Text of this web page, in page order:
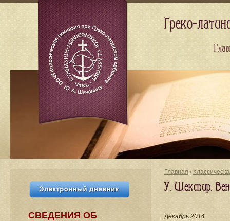
Главная /
У. Шекспир.
Декабрь 2014
СВЕДЕНИЯ​ ОБ
Греко-